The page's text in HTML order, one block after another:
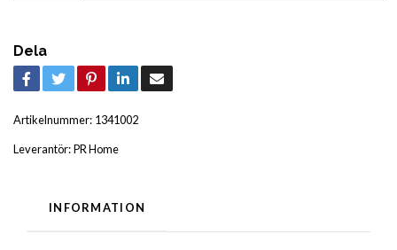
Dela
Artikelnummer: 1341002
Leverantör:PR Home
INFORMATION